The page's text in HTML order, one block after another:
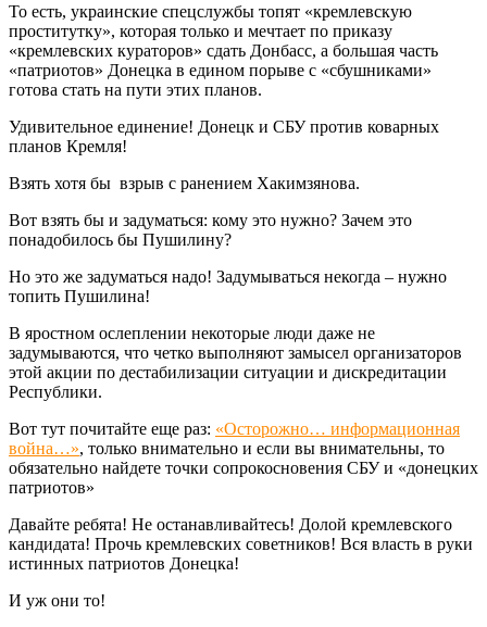
То есть, украинские спецслужбы топят «кремлевскую
проститутку», которая только и мечтает по приказу
«кремлевских кураторов» сдать Донбасс, а большая часть
«патриотов» Донецка в едином порыве с «сбушниками»
готова стать на пути этих планов.
Удивительное единение! Донецк и СБУ против коварных
планов Кремля!
Взять хотя бы взрыв с ранением Хакимзянова.
Вот взять бы и задуматься: кому это нужно? Зачем это
понадобилось бы Пушилину?
Но это же задуматься надо! Задумываться некогда – нужно
топить Пушилина!
В яростном ослеплении некоторые люди даже не
задумываются, что четко выполняют замысел организаторов
этой акции по дестабилизации ситуации и дискредитации
Республики.
Вот тут почитайте еще раз: «Осторожно… информационная
война…», только внимательно и если вы внимательны, то
обязательно найдете точки сопрокосновения СБУ и «донецких
патриотов»
Давайте ребята! Не останавливайтесь! Долой кремлевского
кандидата! Прочь кремлевских советников! Вся власть в руки
истинных патриотов Донецка!
И уж они то!